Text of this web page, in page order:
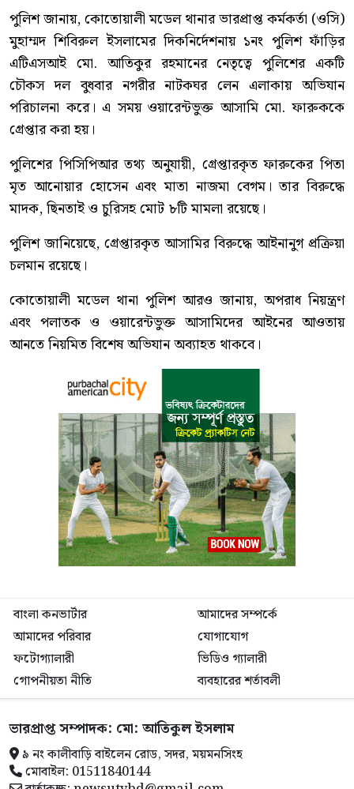
ময়মনসিংহ নগরীর নাটকঘর লেনে বিশেষ অভিযান চালিয়ে
একাধিক মামলার ওয়ারেন্টভুক্ত আসামি মো. ফারুক (৩৮)কে
গ্রেপ্তার করেছে ময়মনসিংহ কোতোয়ালী মডেল থানা পুলিশ।
পুলিশ জানায়, কোতোয়ালী মডেল থানার ভারপ্রাপ্ত কর্মকর্তা (ওসি)
মুহাম্মদ শিবিরুল ইসলামের দিকনির্দেশনায় ১নং পুলিশ ফাঁড়ির
এটিএসআই মো. আতিকুর রহমানের নেতৃত্বে পুলিশের একটি
চৌকস দল বুধবার নগরীর নাটকঘর লেন এলাকায় অভিযান
পরিচালনা করে। এ সময় ওয়ারেন্টভুক্ত আসামি মো. ফারুককে
গ্রেপ্তার করা হয়।
পুলিশের পিসিপিআর তথ্য অনুযায়ী, গ্রেপ্তারকৃত ফারুকের পিতা
মাদক, ছিনতাই ও চুরিসহ মোট ৮টি মামলা রয়েছে।
পুলিশ জানিয়েছে, গ্রেপ্তারকৃত আসামির বিরুদ্ধে আইনানুগ প্রক্রিয়া
চলমান রয়েছে।
কোতোয়ালী মডেল থানা পুলিশ আরও জানায়, অপরাধ নিয়ন্ত্রণ
এবং পলাতক ও ওয়ারেন্টভুক্ত আসামিদের আইনের আওতায়
আনতে নিয়মিত বিশেষ অভিযান অব্যাহত থাকবে।